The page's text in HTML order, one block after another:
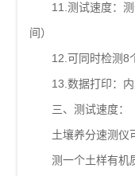
11.测试速度：测
间）
12.可同时检测8个
13.数据打印：内
三、测试速度：
土壤养分速测仪可
测一个土样有机质